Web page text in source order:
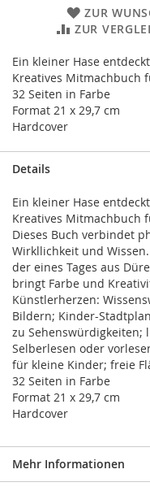
ZUR
ZUR
Ein kleiner Hase
Kreatives Mitmachbuch
32 Seiten in Farbe
Format 21 x 29,7 cm
Hardcover
Details
Ein kleiner Hase
Kreatives Mitmachbuch
Dieses Buch verbindet
Wirkllichkeit und
der eines Tages aus
bringt Farbe und
Künstlerherzen:
Bildern; Kinder-
zu Sehenswürdigkeiten;
Selberlesen oder
für kleine Kinder; freie
32 Seiten in Farbe
Format 21 x 29,7 cm
Hardcover
Mehr Informationen